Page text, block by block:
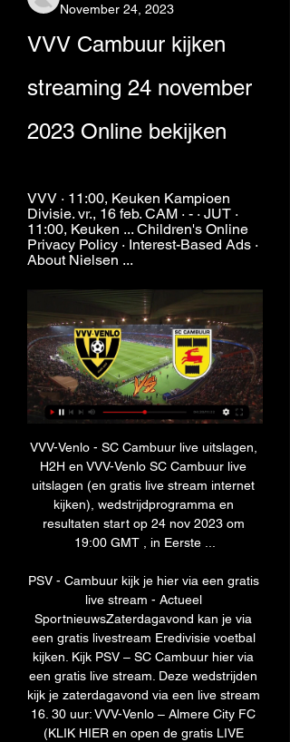
November 24, 2023
VVV Cambuur kijken
streaming 24 november
2023 Online bekijken
VVV · 11:00, Keuken Kampioen
Divisie. vr., 16 feb. CAM · - · JUT ·
11:00, Keuken ... Children's Online
Privacy Policy · Interest-Based Ads ·
About Nielsen ...
VVV-Venlo - SC Cambuur live uitslagen,
H2H en VVV-Venlo SC Cambuur live
uitslagen (en gratis live stream internet
kijken), wedstrijdprogramma en
resultaten start op 24 nov 2023 om
19:00 GMT , in Eerste ...
PSV - Cambuur kijk je hier via een gratis
live stream - Actueel
SportnieuwsZaterdagavond kan je via
een gratis livestream Eredivisie voetbal
kijken. Kijk PSV – SC Cambuur hier via
een gratis live stream. Deze wedstrijden
kijk je zaterdagavond via een live stream
16. 30 uur: VVV-Venlo – Almere City FC
(KLIK HIER en open de gratis LIVE